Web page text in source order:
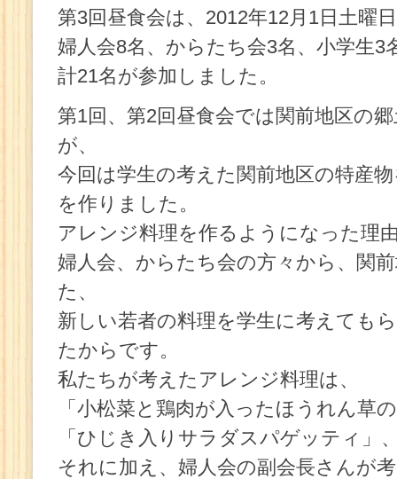
第3回昼食会は、2012年12月1日土曜
婦人会8名、からたち会3名、小学生3
計21名が参加しました。
第1回、第2回昼食会では関前地区の
が、
今回は学生の考えた関前地区の特産
を作りました。
アレンジ料理を作るようになった理
婦人会、からたち会の方々から、関
た、
新しい若者の料理を学生に考えても
たからです。
私たちが考えたアレンジ料理は、
「小松菜と鶏肉が入ったほうれん草
「ひじき入りサラダスパゲッティ」
それに加え、婦人会の副会長さんが